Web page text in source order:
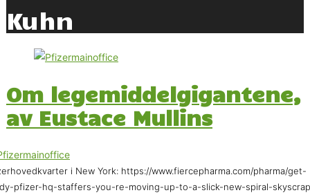
Kuhn
Om legemiddelgigantene,
av Eustace Mullins
i New York: https://www.fiercepharma.com/pharma/get-
pfizer-hq-staffers-you-re-moving-up-to-a-slick-new-spiral-